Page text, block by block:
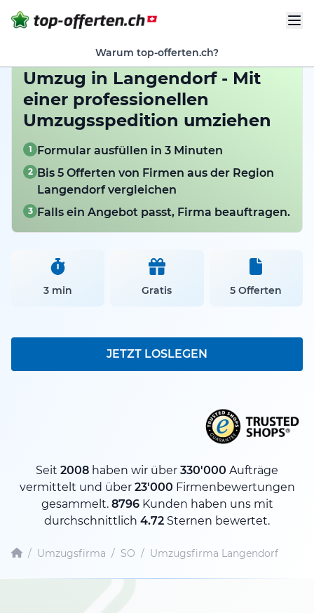
Warum top-offerten.ch?
Umzug in Langendorf - Mit
einer professionellen
Umzugsspedition umziehen
1 Formular ausfüllen in 3 Minuten
2 Bis 5 Offerten von Firmen aus der Region
Langendorf vergleichen
3 Falls ein Angebot passt, Firma beauftragen.
3 min Gratis 5 Offerten
JETZT LOSLEGEN
Seit 2008 haben wir über 330'000 Aufträge
vermittelt und über 23'000 Firmenbewertungen
gesammelt. 8796Kunden haben uns mit
durchschnittlich 4.72 Sternen bewertet.
/ Umzugsfirma / SO / Umzugsfirma Langendorf